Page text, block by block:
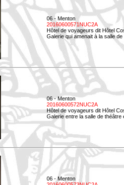
06 - Menton
20160600571NUC2A
Hôtel de voyageurs dit Hôtel
Galerie qui amenait à la salle de
06 - Menton
20160600572NUC2A
Hôtel de voyageurs dit Hôtel
Galerie entre la salle de théâtre
06 - Menton